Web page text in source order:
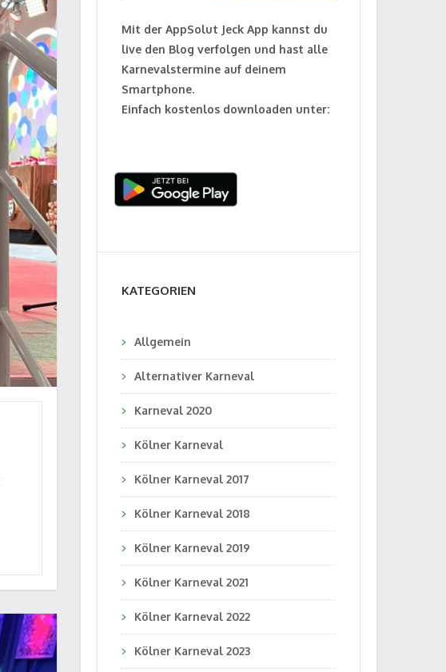
Mit der AppSolut Jeck App kannst du
live den Blog verfolgen und hast alle
Karnevalstermine auf deinem
Smartphone.
Einfach kostenlos downloaden unter:
KATEGORIEN
Allgemein
Alternativer Karneval
Karneval 2020
Kölner Karneval
Kölner Karneval 2017
Kölner Karneval 2018
Kölner Karneval 2019
Kölner Karneval 2021
Kölner Karneval 2022
Kölner Karneval 2023